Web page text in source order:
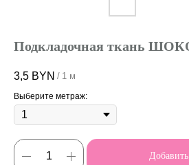
Подкладочная ткань
3,5 BYN / 1 м
Выберите метраж: